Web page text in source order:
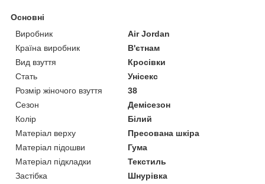
Основні
Виробник
Air Jordan
Країна виробник
В'єтнам
Вид взуття
Кросівки
Стать
Унісекс
Розмір жіночого взуття
38
Сезон
Демісезон
Колір
Білий
Матеріал верху
Пресована шкіра
Матеріал підошви
Гума
Матеріал підкладки
Текстиль
Застібка
Шнурівка